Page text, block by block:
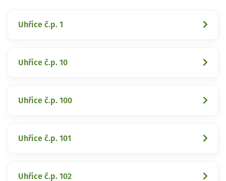
Uhřice č.p. 1
Uhřice č.p. 10
Uhřice č.p. 100
Uhřice č.p. 101
Uhřice č.p. 102